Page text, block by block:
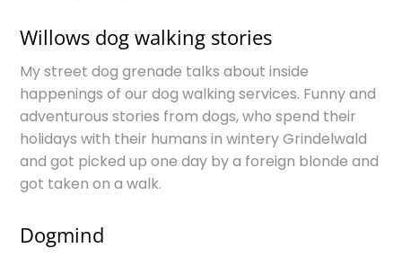
Willows dog walking stories
My street dog grenade talks about inside
happenings of our dog walking services. Funny and
adventurous stories from dogs, who spend their
holidays with their humans in wintery Grindelwald
and got picked up one day by a foreign blonde and
got taken on a walk.
Dogmind